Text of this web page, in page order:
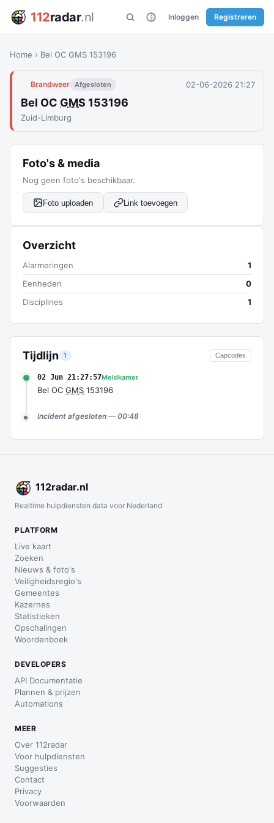
112radar.nl Inloggen Registreren
Home › Bel OC GMS 153196
Brandweer Afgesloten 02-06-2026 21:27
Bel OC GMS 153196
Zuid-Limburg
Tijdlijn 1 Capcodes
02 Jun 21:27:57Meldkamer
Bel OC GMS 153196
Incident afgesloten — 00:48
Foto's & media
Nog geen foto's beschikbaar.
Foto uploaden Link toevoegen
Overzicht
Alarmeringen
1
Eenheden
0
Disciplines
1
112radar.nl
Realtime hulpdiensten data voor Nederland
PLATFORM
Live kaart
Zoeken
Nieuws & foto's
Veiligheidsregio's
Gemeentes
Kazernes
Statistieken
Opschalingen
Woordenboek
DEVELOPERS
API Documentatie
Plannen & prijzen
Automations
MEER
Over 112radar
Voor hulpdiensten
Suggesties
Contact
Privacy
Voorwaarden